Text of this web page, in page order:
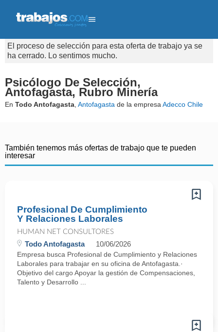
El proceso de selección para esta oferta de trabajo ya se
ha cerrado. Lo sentimos mucho.
Psicólogo De Selección,
Antofagasta, Rubro Minería
En Todo Antofagasta Antofagasta de la empresa Adecco Chile
También tenemos más ofertas de trabajo que te pueden
interesar
Profesional De Cumplimiento
Y Relaciones Laborales
HUMAN NET CONSULTORES
Todo Antofagasta 10/06/2026
Empresa busca Profesional de Cumplimiento y Relaciones
Laborales para trabajar en su oficina de Antofagasta.·
Objetivo del cargo Apoyar la gestión de Compensaciones,
Talento y Desarrollo ...